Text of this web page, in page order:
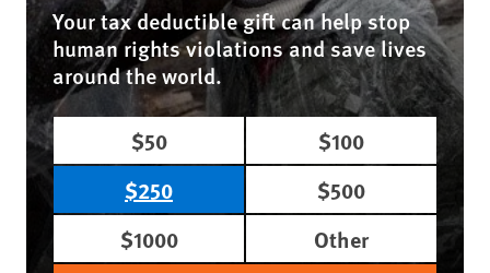
Your tax deductible gift can help stop
human rights violations and save lives
around the world.
$50
$100
$250
$500
$1000
Other